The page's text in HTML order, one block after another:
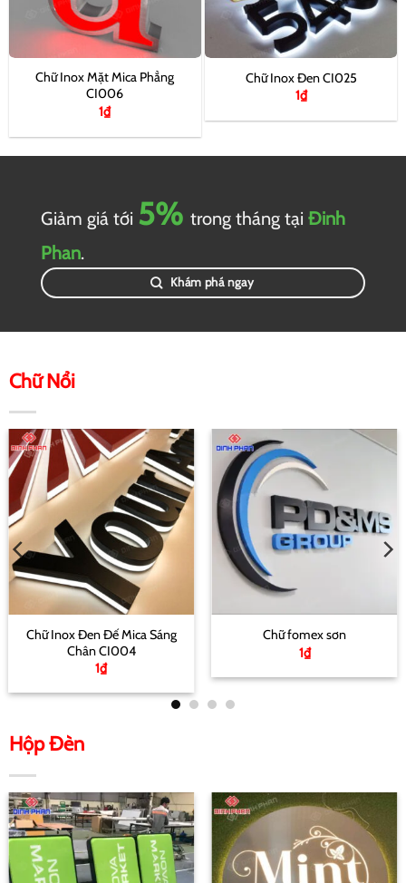
Chữ Inox Mặt Mica Phẳng
CI006
1₫
Chữ Inox Đen CI025
1₫
Giảm giá tới 5% trong tháng tại Đinh
Phan.
Khám phá ngay
Chữ Nổi
Chữ Inox Đen Đế Mica Sáng
Chân CI004
1₫
Chữ fomex sơn
1₫
Hộp Đèn